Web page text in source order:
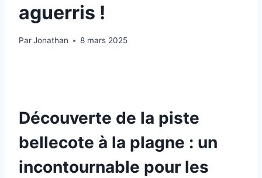
aguerris !
ParJonathan 8 mars 2025
Découverte de la piste
bellecote à la plagne : un
incontournable pour les